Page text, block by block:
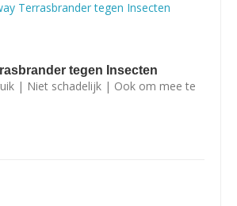
tegen Insecten
| Niet schadelijk | Ook om mee te